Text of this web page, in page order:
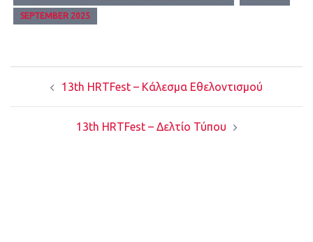
SEPTEMBER 2025
navigation13th HRTFest – Κάλεσμα Εθελοντισμού
13th HRTFest – Δελτίο Τύπου